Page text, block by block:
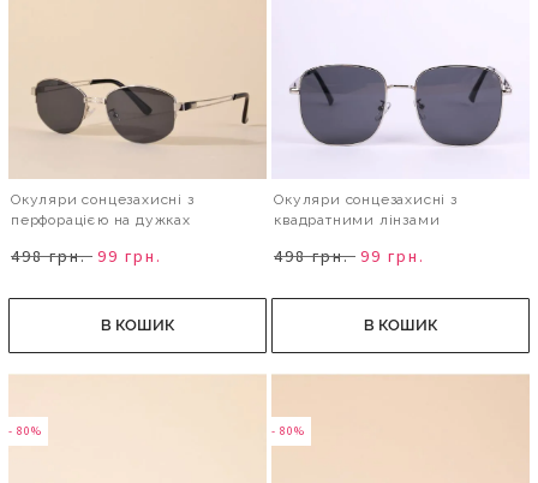
Окуляри сонцезахисні з
перфорацією на дужках
498 грн. 99 грн.
В КОШИК
Окуляри сонцезахисні з
квадратними лінзами
498 грн. 99 грн.
В КОШИК
- 80% - 80%